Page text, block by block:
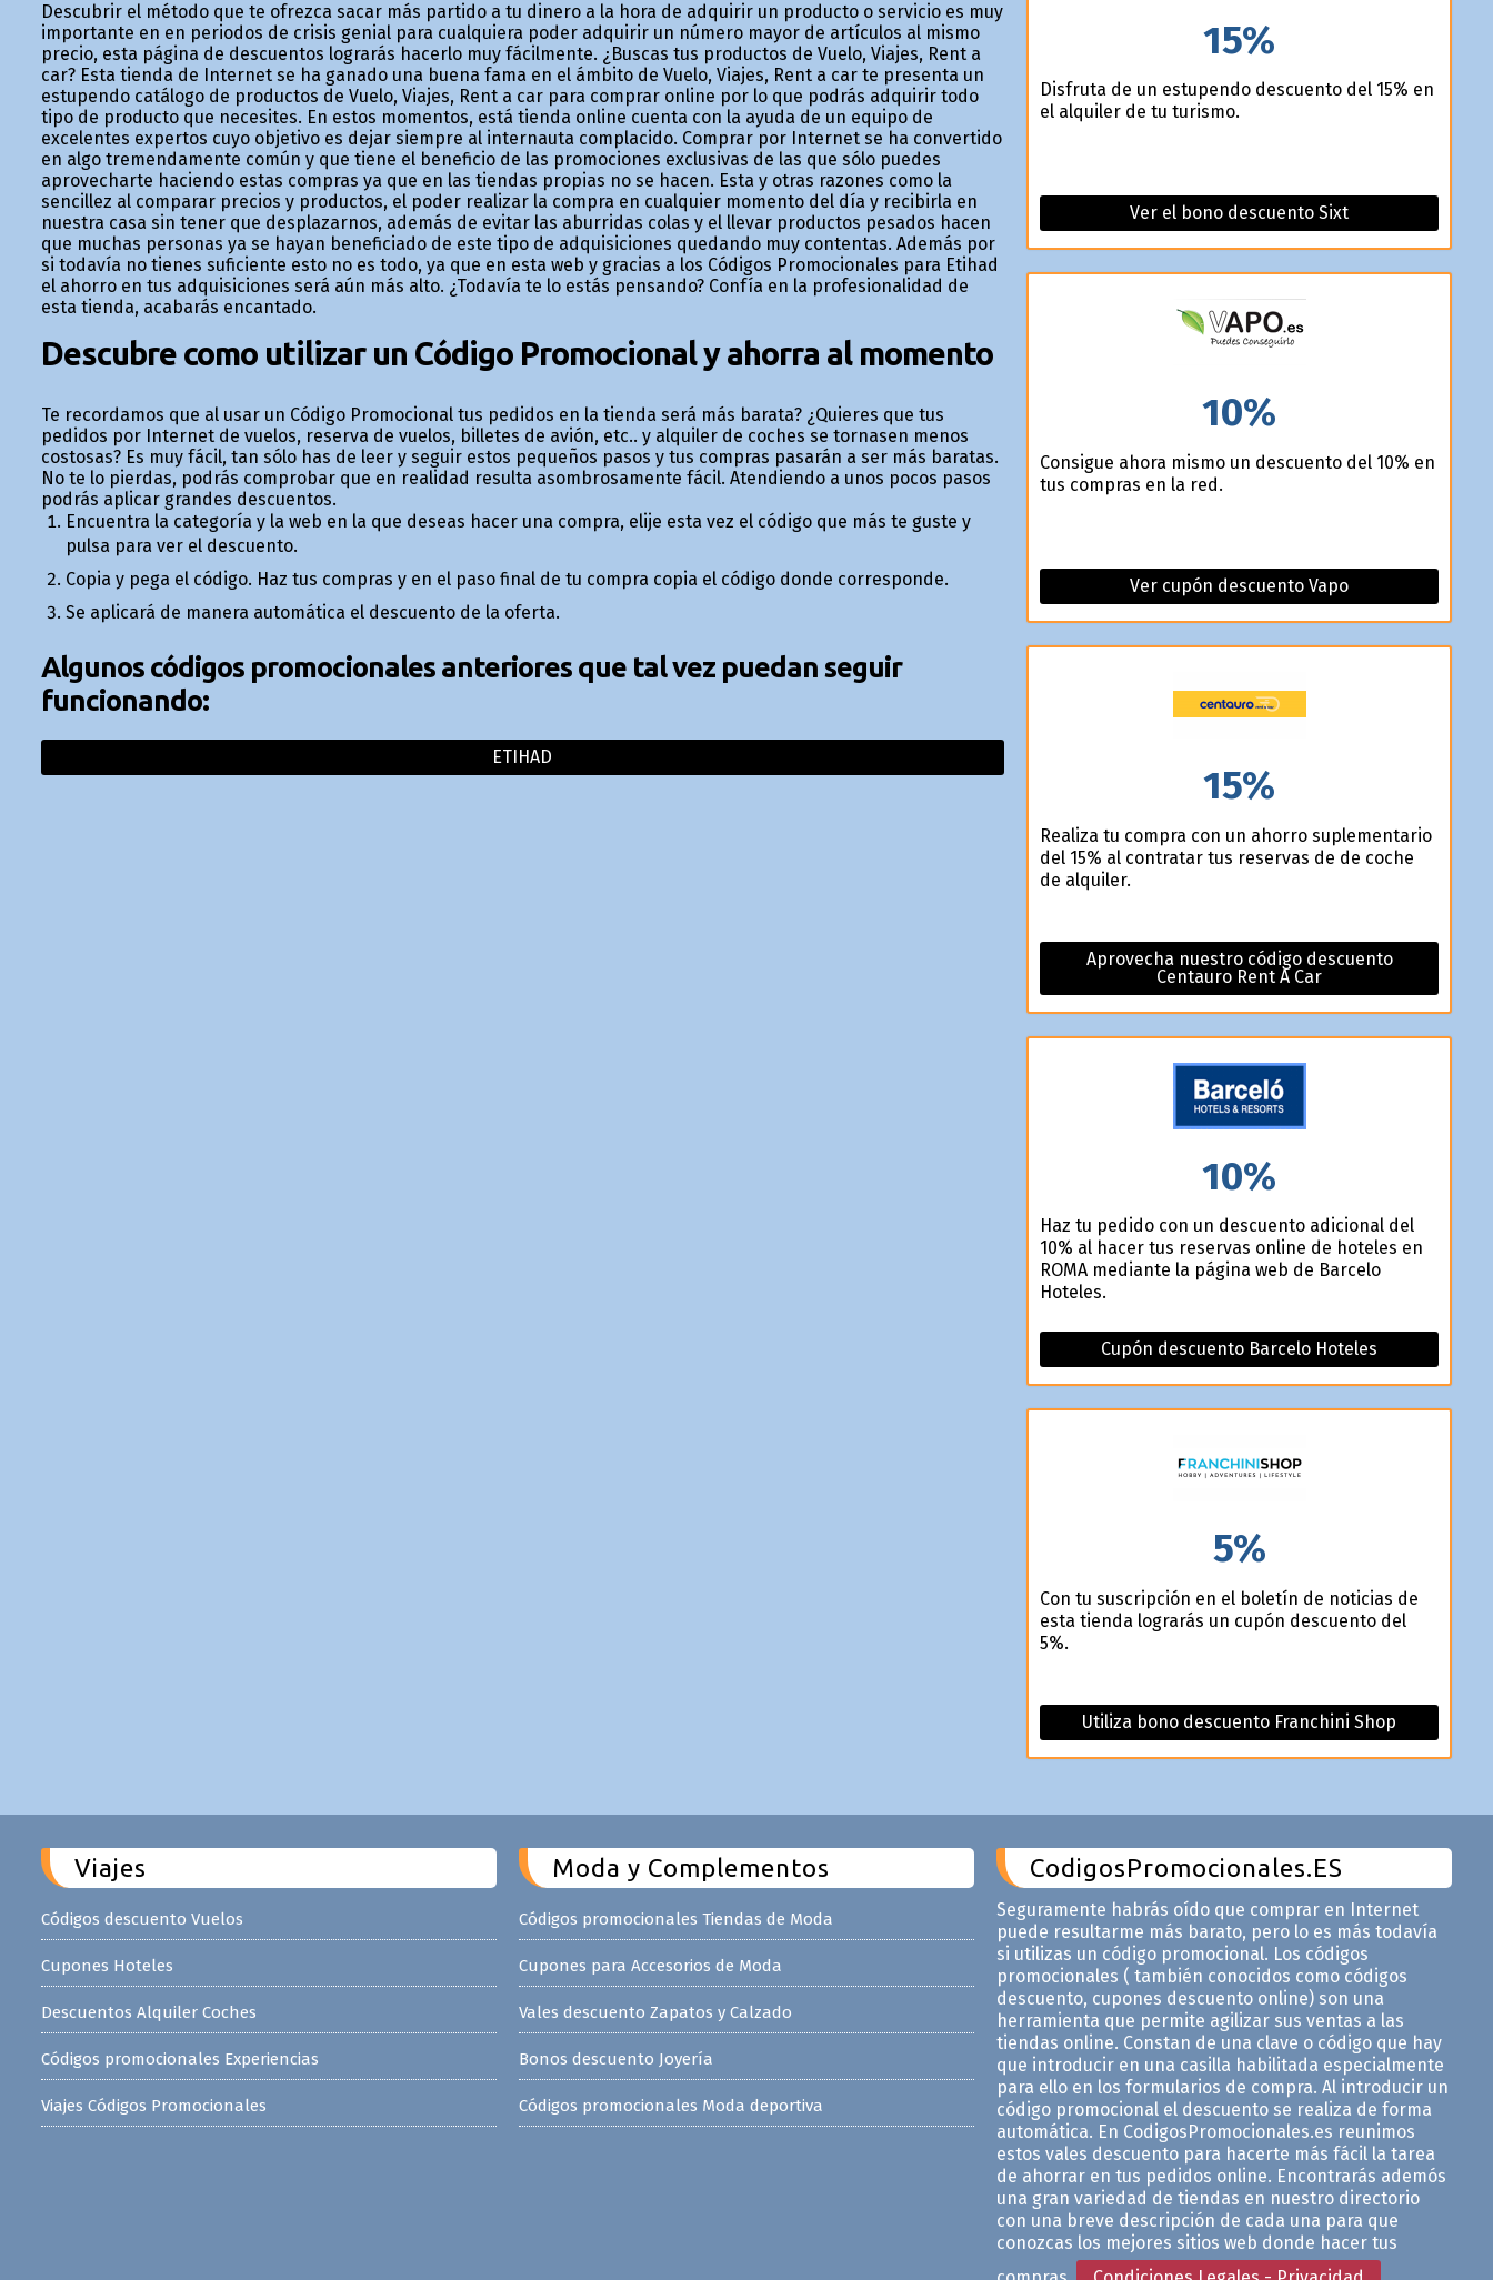
Descubrir el método que te ofrezca sacar más partido a tu dinero a la hora de adquirir un producto o servicio es muy
importante en en periodos de crisis genial para cualquiera poder adquirir un número mayor de artículos al mismo
precio, esta página de descuentos lograrás hacerlo muy fácilmente. ¿Buscas tus productos de Vuelo, Viajes, Rent a
car? Esta tienda de Internet se ha ganado una buena fama en el ámbito de Vuelo, Viajes, Rent a car te presenta un
estupendo catálogo de productos de Vuelo, Viajes, Rent a car para comprar online por lo que podrás adquirir todo
tipo de producto que necesites. En estos momentos, está tienda online cuenta con la ayuda de un equipo de
excelentes expertos cuyo objetivo es dejar siempre al internauta complacido. Comprar por Internet se ha convertido
en algo tremendamente común y que tiene el beneficio de las promociones exclusivas de las que sólo puedes
aprovecharte haciendo estas compras ya que en las tiendas propias no se hacen. Esta y otras razones como la
sencillez al comparar precios y productos, el poder realizar la compra en cualquier momento del día y recibirla en
nuestra casa sin tener que desplazarnos, además de evitar las aburridas colas y el llevar productos pesados hacen
que muchas personas ya se hayan beneficiado de este tipo de adquisiciones quedando muy contentas. Además por
si todavía no tienes suficiente esto no es todo, ya que en esta web y gracias a los Códigos Promocionales para Etihad
el ahorro en tus adquisiciones será aún más alto. ¿Todavía te lo estás pensando? Confía en la profesionalidad de
esta tienda, acabarás encantado.
Descubre como utilizar un Código Promocional y ahorra al momento
Te recordamos que al usar un Código Promocional tus pedidos en la tienda será más barata? ¿Quieres que tus
pedidos por Internet de vuelos, reserva de vuelos, billetes de avión, etc.. y alquiler de coches se tornasen menos
costosas? Es muy fácil, tan sólo has de leer y seguir estos pequeños pasos y tus compras pasarán a ser más baratas.
No te lo pierdas, podrás comprobar que en realidad resulta asombrosamente fácil. Atendiendo a unos pocos pasos
podrás aplicar grandes descuentos.
Encuentra la categoría y la web en la que deseas hacer una compra, elije esta vez el código que más te guste y
pulsa para ver el descuento.
Copia y pega el código. Haz tus compras y en el paso final de tu compra copia el código donde corresponde.
Se aplicará de manera automática el descuento de la oferta.
Algunos códigos promocionales anteriores que tal vez puedan seguir
funcionando:
ETIHAD
15%
Disfruta de un estupendo descuento del 15% en
el alquiler de tu turismo.
Ver el bono descuento Sixt
10%
Consigue ahora mismo un descuento del 10% en
tus compras en la red.
Ver cupón descuento Vapo
15%
Realiza tu compra con un ahorro suplementario
del 15% al contratar tus reservas de de coche
de alquiler.
Aprovecha nuestro código descuento
Centauro Rent A Car
10%
Haz tu pedido con un descuento adicional del
10% al hacer tus reservas online de hoteles en
ROMA mediante la página web de Barcelo
Hoteles.
Cupón descuento Barcelo Hoteles
5%
Con tu suscripción en el boletín de noticias de
esta tienda lograrás un cupón descuento del
5%.
Utiliza bono descuento Franchini Shop
Viajes
Códigos descuento Vuelos
Cupones Hoteles
Descuentos Alquiler Coches
Códigos promocionales Experiencias
Viajes Códigos Promocionales
Moda y Complementos
Códigos promocionales Tiendas de Moda
Cupones para Accesorios de Moda
Vales descuento Zapatos y Calzado
Bonos descuento Joyería
Códigos promocionales Moda deportiva
CodigosPromocionales.ES
Seguramente habrás oído que comprar en Internet
puede resultarme más barato, pero lo es más todavía
si utilizas un código promocional. Los códigos
promocionales ( también conocidos como códigos
descuento, cupones descuento online) son una
herramienta que permite agilizar sus ventas a las
tiendas online. Constan de una clave o código que hay
que introducir en una casilla habilitada especialmente
para ello en los formularios de compra. Al introducir un
código promocional el descuento se realiza de forma
automática. En CodigosPromocionales.es reunimos
estos vales descuento para hacerte más fácil la tarea
de ahorrar en tus pedidos online. Encontrarás ademós
una gran variedad de tiendas en nuestro directorio
con una breve descripción de cada una para que
conozcas los mejores sitios web donde hacer tus